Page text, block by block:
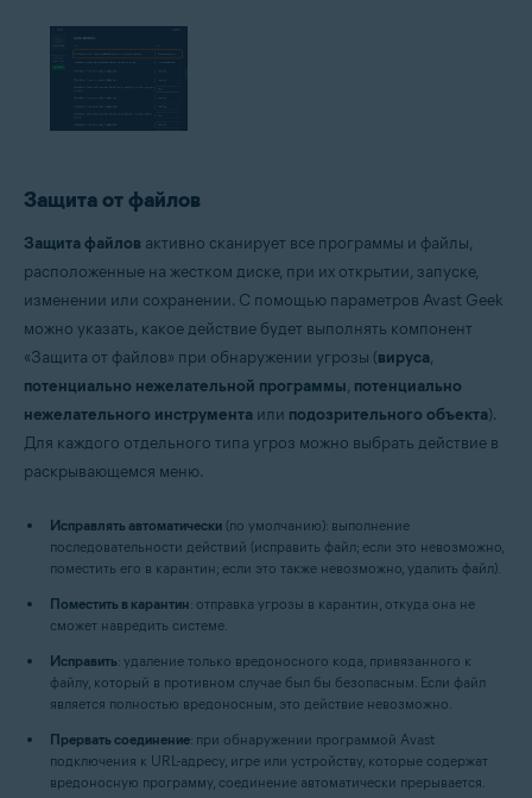
Защита от файлов
Защита файлов активно сканирует все программы и файлы,
расположенные на жестком диске, при их открытии, запуске,
изменении или сохранении. С помощью параметров Avast Geek
можно указать, какое действие будет выполнять компонент
«Защита от файлов» при обнаружении угрозы (вируса,
потенциально нежелательной программы, потенциально
нежелательного инструмента или подозрительного объекта).
Для каждого отдельного типа угроз можно выбрать действие в
раскрывающемся меню.
Исправлять автоматически (по умолчанию): выполнение
последовательности действий (исправить файл; если это невозможно,
поместить его в карантин; если это также невозможно, удалить файл).
Поместить в карантин: отправка угрозы в карантин, откуда она не
сможет навредить системе.
Исправить: удаление только вредоносного кода, привязанного к
файлу, который в противном случае был бы безопасным. Если файл
является полностью вредоносным, это действие невозможно.
Прервать соединение: при обнаружении программой Avast
подключения к URL-адресу, игре или устройству, которые содержат
вредоносную программу, соединение автоматически прерывается.